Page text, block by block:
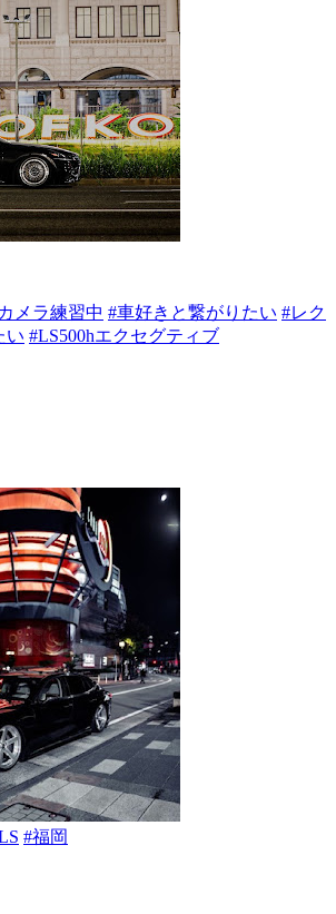
メラ練習中 #車好きと繋がりたい #レク
い #LS500hエクセグティブ
#福岡